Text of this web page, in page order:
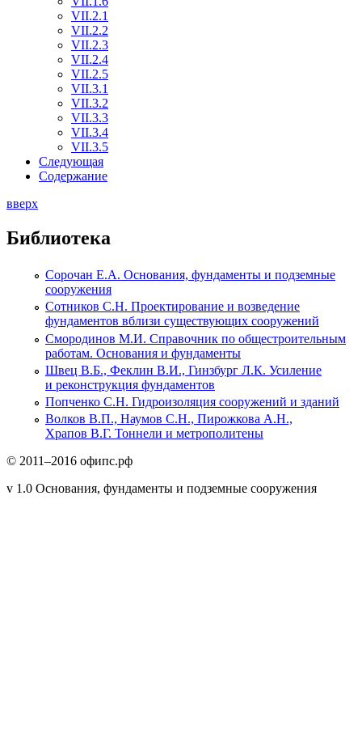
VII.2.1
VII.2.2
VII.2.3
VII.2.4
VII.2.5
VII.3.1
VII.3.2
VII.3.3
VII.3.4
VII.3.5
Следующая
Содержание
вверх
Библиотека
Сорочан Е.А. Основания, фундаменты и подземные
сооружения
Сотников С.Н. Проектирование и возведение
фундаментов вблизи существующих сооружений
Смородинов М.И. Справочник по общестроительным
работам. Основания и фундаменты
Швец В.Б., Феклин В.И., Гинзбург Л.К. Усиление
и реконструкция фундаментов
Попченко С.Н. Гидроизоляция сооружений и зданий
Волков В.П., Наумов С.Н., Пирожкова А.Н.,
Храпов В.Г. Тоннели и метрополитены
© 2011–2016 офипс.рф
v 1.0 Основания, фундаменты и подземные сооружения